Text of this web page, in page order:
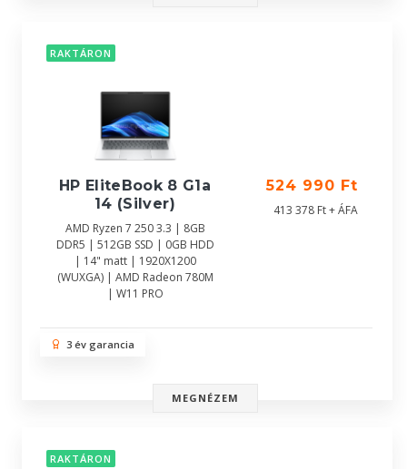
RAKTÁRON
HP EliteBook 8 G1a
14 (Silver)
AMD Ryzen 7 250 3.3 | 8GB
DDR5 | 512GB SSD | 0GB HDD
| 14" matt | 1920X1200
(WUXGA) | AMD Radeon 780M
| W11 PRO
524 990 Ft
413 378 Ft + ÁFA
3 év garancia
MEGNÉZEM
RAKTÁRON